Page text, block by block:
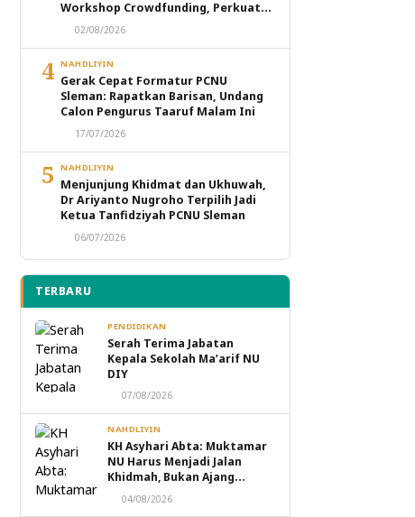
Workshop Crowdfunding, Perkuat
Transformasi Digital Masjid NU
02/08/2026
4 NAHDLIYIN
Gerak Cepat Formatur PCNU
Sleman: Rapatkan Barisan, Undang
Calon Pengurus Taaruf Malam Ini
17/07/2026
5 NAHDLIYIN
Menjunjung Khidmat dan Ukhuwah,
Dr Ariyanto Nugroho Terpilih Jadi
Ketua Tanfidziyah PCNU Sleman
06/07/2026
TERBARU
PENDIDIKAN
Serah Terima Jabatan
Kepala Sekolah Ma’arif NU
DIY
07/08/2026
NAHDLIYIN
KH Asyhari Abta: Muktamar
NU Harus Menjadi Jalan
Khidmah, Bukan Ajang
Perebutan Kekuasaan
04/08/2026